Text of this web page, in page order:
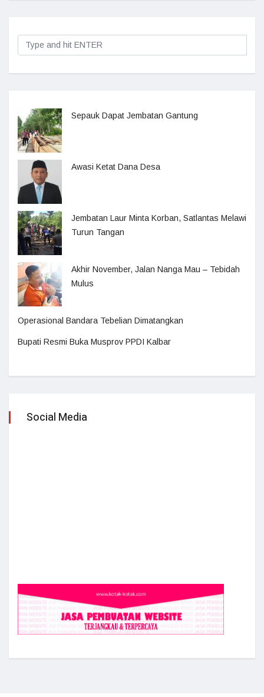
Sepauk Dapat Jembatan Gantung
Awasi Ketat Dana Desa
Jembatan Laur Minta Korban, Satlantas Melawi
Turun Tangan
Akhir November, Jalan Nanga Mau – Tebidah
Mulus
Operasional Bandara Tebelian Dimatangkan
Bupati Resmi Buka Musprov PPDI Kalbar
Social Media